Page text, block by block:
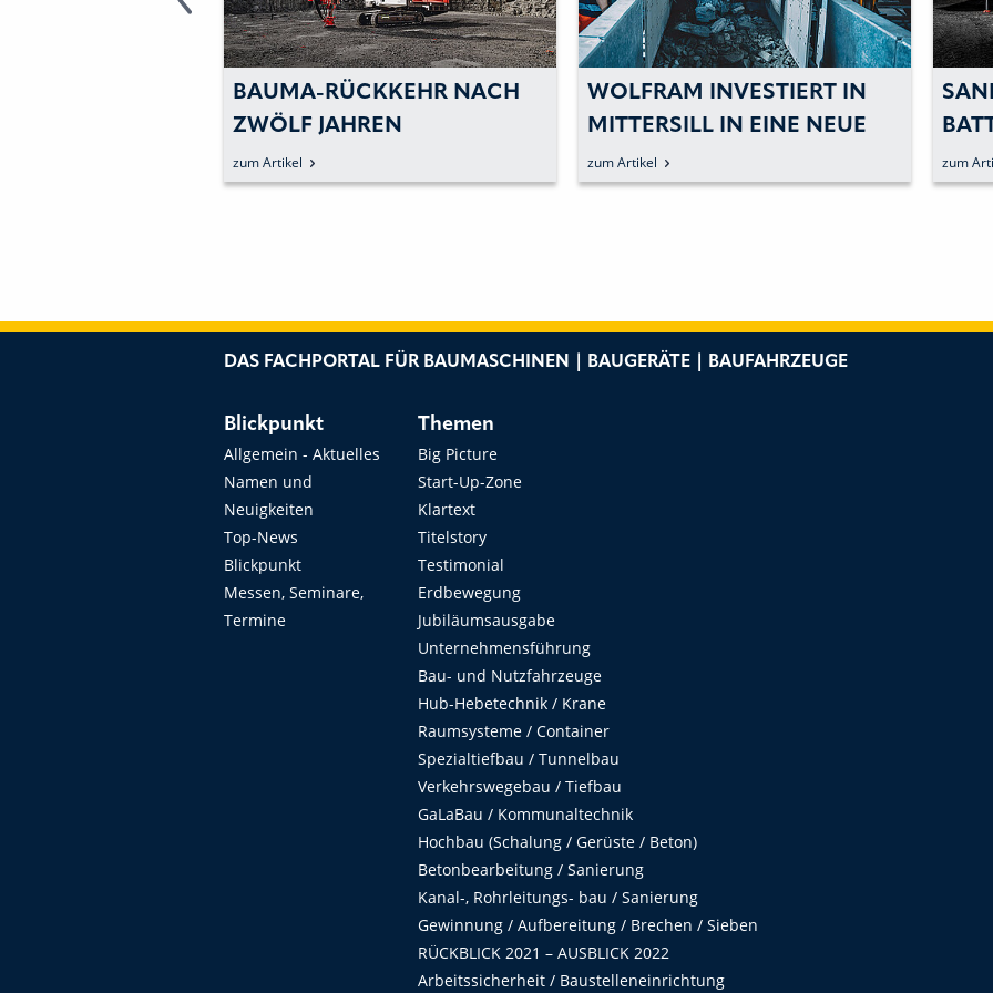
BAUMA-RÜCKKEHR NACH
ZWÖLF JAHREN
WOLFRAM INVESTIERT IN
MITTERSILL IN EINE NEUE
AUFBEREITUNGSANLAGE
SANDVIK BAUT
ANGEBOT MIT
DAS FACHPORTAL FÜR BAUMASCHINEN | BAUGERÄTE | BAUFAHRZEUGE
Blickpunkt
Allgemein - Aktuelles
Namen und
Neuigkeiten
Top-News
Blickpunkt
Messen, Seminare,
Termine
Themen
Big Picture
Start-Up-Zone
Klartext
Titelstory
Testimonial
Erdbewegung
Jubiläumsausgabe
Unternehmensführung
Bau- und Nutzfahrzeuge
Hub-Hebetechnik / Krane
Raumsysteme / Container
Spezialtiefbau / Tunnelbau
Verkehrswegebau / Tiefbau
GaLaBau / Kommunaltechnik
Hochbau (Schalung / Gerüste / Beton)
Betonbearbeitung / Sanierung
Kanal-, Rohrleitungs- bau / Sanierung
Gewinnung / Aufbereitung / Brechen / Sieben
RÜCKBLICK 2021 – AUSBLICK 2022
Arbeitssicherheit / Baustelleneinrichtung